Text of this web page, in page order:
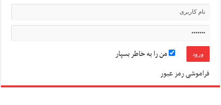
من را به خاطر بسپار
فراموشی رمز عبور